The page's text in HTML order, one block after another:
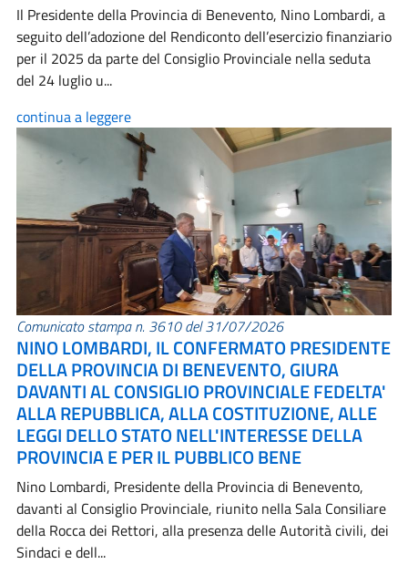
Il Presidente della Provincia di Benevento, Nino Lombardi, a
seguito dell’adozione del Rendiconto dell’esercizio finanziario
per il 2025 da parte del Consiglio Provinciale nella seduta
del 24 luglio u...
continua a leggere
Comunicato stampa n. 3610 del 31/07/2026
NINO LOMBARDI, IL CONFERMATO PRESIDENTE
DELLA PROVINCIA DI BENEVENTO, GIURA
DAVANTI AL CONSIGLIO PROVINCIALE FEDELTA'
ALLA REPUBBLICA, ALLA COSTITUZIONE, ALLE
LEGGI DELLO STATO NELL'INTERESSE DELLA
PROVINCIA E PER IL PUBBLICO BENE
Nino Lombardi, Presidente della Provincia di Benevento,
davanti al Consiglio Provinciale, riunito nella Sala Consiliare
della Rocca dei Rettori, alla presenza delle Autorità civili, dei
Sindaci e dell...